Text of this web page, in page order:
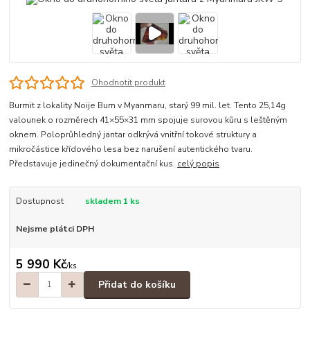
Ohodnotit produkt
Burmit z lokality Noije Bum v Myanmaru, starý 99 mil. let. Tento 25,14g
valounek o rozměrech 41×55×31 mm spojuje surovou kůru s leštěným
oknem. Poloprůhledný jantar odkrývá vnitřní tokové struktury a
mikročástice křídového lesa bez narušení autentického tvaru.
Představuje jedinečný dokumentační kus. celý popis
Dostupnost skladem 1 ks
Nejsme plátci DPH
5 990 Kč/ks
Přidat do košíku